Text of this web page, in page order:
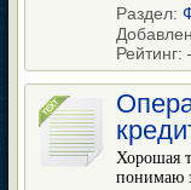
Раздел:
Рейтинг:
Хорошая
понимаю